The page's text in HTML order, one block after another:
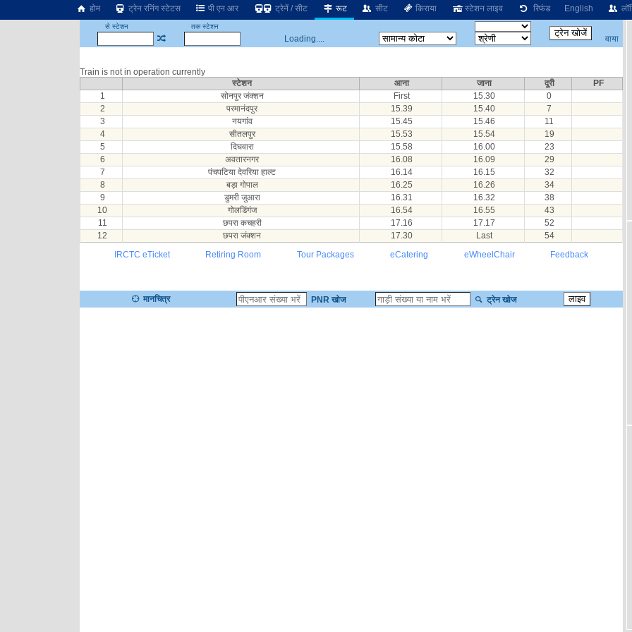
होम ट्रेन रनिंग स्टेटस पी एन आर ट्रेनें / सीट रूट सीट किराया स्टेशन लाइव रिफंड English
से स्टेशन तक स्टेशन
Loading.... वाया
Train is not in operation currently
स्टेशन
आना जाना दूरी
PF
1
सोनपुर जंक्शन First 15.30
0
2
परमानंदपुर 15.39 15.40
7
3
नयगांव 15.45 15.46
11
4
सीतलपुर 15.53 15.54
19
5
दिघवारा 15.58 16.00
23
6
अवतारनगर 16.08 16.09
29
7
पंचपटिया देवरिया हाल्ट 16.14 16.15
32
8
बड़ा गोपाल 16.25 16.26
34
9
डुमरी जुआरा 16.31 16.32
38
10
गोलडिंगंज 16.54 16.55
43
11
छपरा कचहरी 17.16 17.17
52
12
छपरा जंक्शन 17.30 Last
54
IRCTC eTicket
Retiring Room Tour Packages eCatering eWheelChair Feedback
मानचित्र PNR खोज ट्रेन खोज